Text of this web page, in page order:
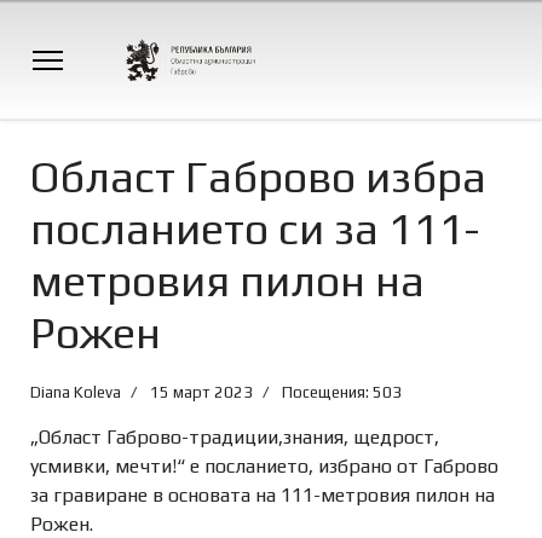
Област Габрово избра
посланието си за 111-
метровия пилон на
Рожен
Diana Koleva 15 март 2023 Посещения: 503
„Област Габрово-традиции,знания, щедрост,
усмивки, мечти!“ е посланието, избрано от Габрово
за гравиране в основата на 111-метровия пилон на
Рожен.